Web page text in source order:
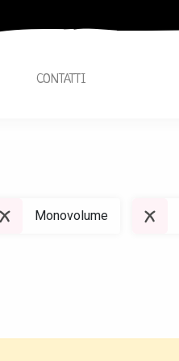
CONTATTI
Monovolume